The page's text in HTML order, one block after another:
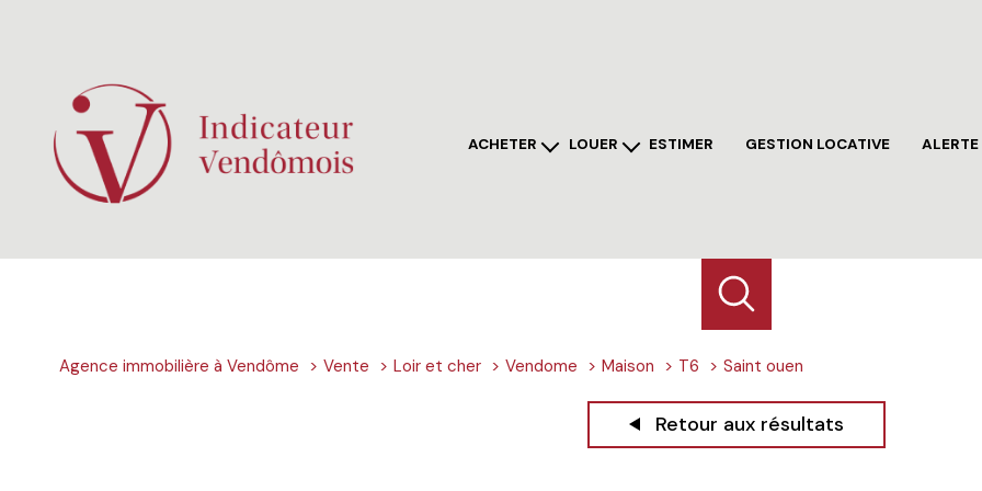
ACHETER LOUER ESTIMER GESTION LOCATIVE
Agence immobilière à Vendôme Vente Loir et cher Vendome Maison T6 Saint ouen
Retour aux résultats